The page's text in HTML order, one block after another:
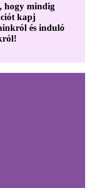
hogy mindig
kapj
és induló